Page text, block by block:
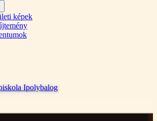
képek